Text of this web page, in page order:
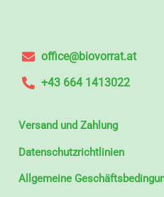
office@biovorrat.at
+43 664 1413022
Versand und Zahlung
Datenschutzrichtlinien
Allgemeine